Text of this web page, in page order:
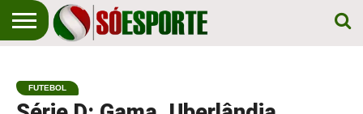
EM
PRIMEIRO
LUGAR!
ESPORTE
FUTEBOL